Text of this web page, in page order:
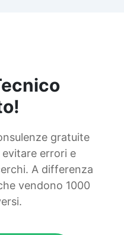
gratuite
errori e
A differenza
vendono 1000